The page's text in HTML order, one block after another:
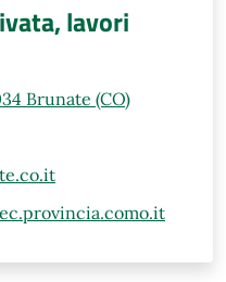
lavori
Brunate (CO)